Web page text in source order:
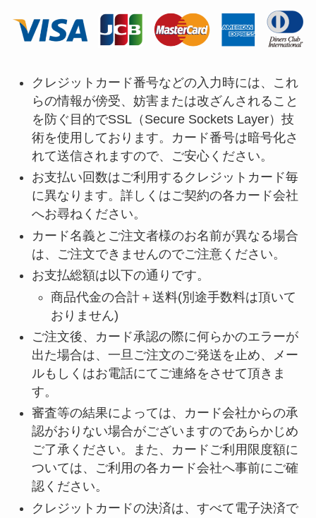
クレジットカード番号などの入力時には、これ
らの情報が傍受、妨害または改ざんされること
を防ぐ目的でSSL（Secure Sockets Layer）技
術を使用しております。カード番号は暗号化さ
れて送信されますので、ご安心ください。
お支払い回数はご利用するクレジットカード毎
に異なります。詳しくはご契約の各カード会社
へお尋ねください。
カード名義とご注文者様のお名前が異なる場合
は、ご注文できませんのでご注意ください。
お支払総額は以下の通りです。
商品代金の合計＋送料(別途手数料は頂いて
おりません)
ご注文後、カード承認の際に何らかのエラーが
出た場合は、一旦ご注文のご発送を止め、メー
ルもしくはお電話にてご連絡をさせて頂きま
す。
審査等の結果によっては、カード会社からの承
認がおりない場合がございますのであらかじめ
ご了承ください。また、カードご利用限度額に
ついては、ご利用の各カード会社へ事前にご確
認ください。
クレジットカードの決済は、すべて電子決済で